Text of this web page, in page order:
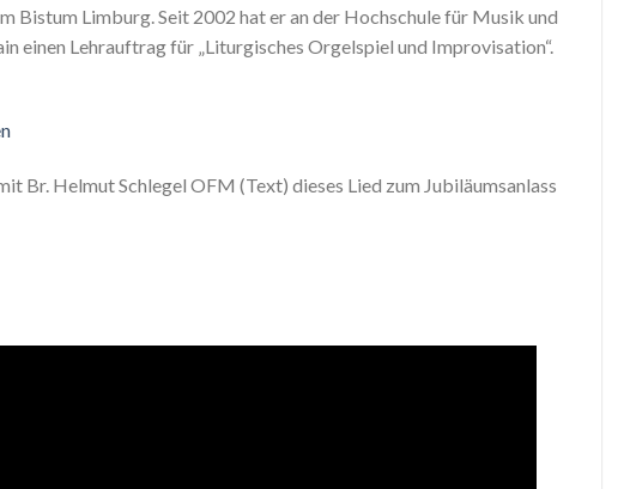
Bistum Limburg. Seit 2002 hat er an der Hochschule für Musik und
einen Lehrauftrag für „Liturgisches Orgelspiel und Improvisation“.
Br. Helmut Schlegel OFM (Text) dieses Lied zum Jubiläumsanlass